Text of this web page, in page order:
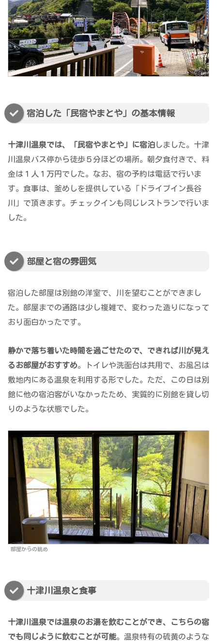
宿泊した「民宿やまとや」の基本情報
十津川温泉では、「民宿やまとや」に宿泊しました。十津
川温泉バス停から徒歩５分ほどの場所。朝夕食付きで、料
金は１人１万円でした。なお、宿の予約は電話で行いま
す。食事は、釜めしを提供している「ドライブイン長谷
川」で頂きます。チェックインも同じレストランで行いま
した。
部屋と宿の雰囲気
宿泊した部屋は別館の洋室で、川を望むことができまし
た。部屋までの通路は少し複雑で、変わった造りになって
おり面白かったです。
静かで落ち着いた時間を過ごせたので、できれば川が見え
るお部屋がおすすめ。トイレや洗面台は共用で、お風呂は
敷地内にある温泉を利用する形でした。ただ、この日は別
館に他の宿泊客がいなかったため、実質的に別館を貸し切
りのような状態でした。
部屋からの眺め
十津川温泉と食事
十津川温泉では温泉のお湯を飲むことができ、こちらの宿
でも同じように飲むことが可能。温泉特有の硫黄のような